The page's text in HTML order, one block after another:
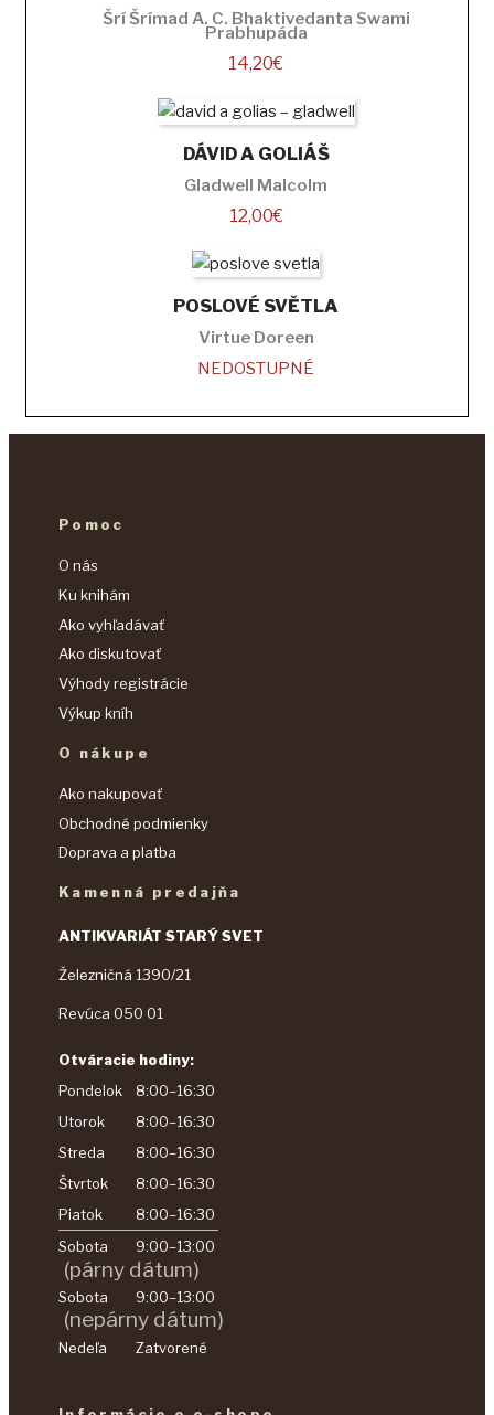
Šrí Šrímad A. C. Bhaktivedanta Swami
Prabhupáda
14,20€
DÁVID A GOLIÁŠ
Gladwell Malcolm
12,00€
POSLOVÉ SVĚTLA
Virtue Doreen
NEDOSTUPNÉ
Pomoc
O nás
Ku knihám
Ako vyhľadávať
Ako diskutovať
Výhody registrácie
Výkup kníh
O nákupe
Ako nakupovať
Obchodné podmienky
Doprava a platba
Kamenná predajňa
ANTIKVARIÁT STARÝ SVET
Železničná 1390/21
Revúca 050 01
Otváracie hodiny:
Pondelok
8:00–16:30
Utorok
8:00–16:30
Streda
8:00–16:30
Štvrtok
8:00–16:30
Piatok
8:00–16:30
Sobota
9:00–13:00
(párny dátum)
Sobota 9:00–13:00
(nepárny dátum)
Nedeľa Zatvorené